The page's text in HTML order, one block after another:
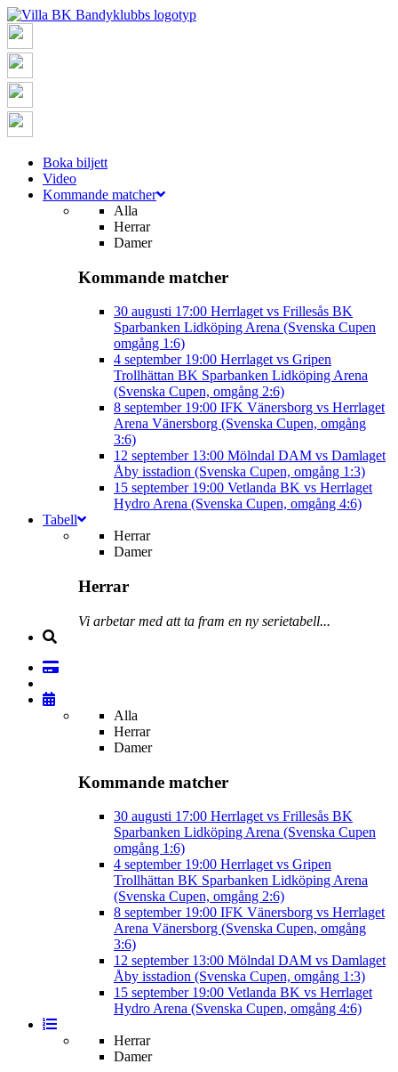
Boka biljett
Video
Kommande matcher
Alla
Herrar
Damer
Kommande matcher
30 augusti 17:00 Herrlaget vs Frillesås BK
Sparbanken Lidköping Arena (Svenska Cupen
omgång 1:6)
4 september 19:00 Herrlaget vs Gripen
Trollhättan BK Sparbanken Lidköping Arena
(Svenska Cupen, omgång 2:6)
8 september 19:00 IFK Vänersborg vs Herrlaget
Arena Vänersborg (Svenska Cupen, omgång
3:6)
12 september 13:00 Mölndal DAM vs Damlaget
Åby isstadion (Svenska Cupen, omgång 1:3)
15 september 19:00 Vetlanda BK vs Herrlaget
Hydro Arena (Svenska Cupen, omgång 4:6)
Tabell
Herrar
Damer
Herrar
Vi arbetar med att ta fram en ny serietabell...
Alla
Herrar
Damer
Kommande matcher
30 augusti 17:00 Herrlaget vs Frillesås BK
Sparbanken Lidköping Arena (Svenska Cupen
omgång 1:6)
4 september 19:00 Herrlaget vs Gripen
Trollhättan BK Sparbanken Lidköping Arena
(Svenska Cupen, omgång 2:6)
8 september 19:00 IFK Vänersborg vs Herrlaget
Arena Vänersborg (Svenska Cupen, omgång
3:6)
12 september 13:00 Mölndal DAM vs Damlaget
Åby isstadion (Svenska Cupen, omgång 1:3)
15 september 19:00 Vetlanda BK vs Herrlaget
Hydro Arena (Svenska Cupen, omgång 4:6)
Herrar
Damer